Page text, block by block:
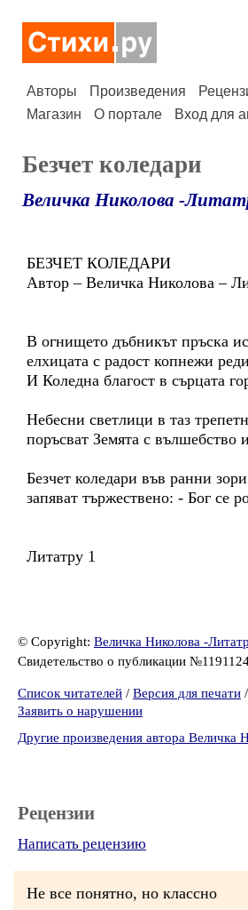
Авторы Произведения
Магазин
О портале Вход для
Безчет коледари
Величка Николова -
БЕЗЧЕТ КОЛЕДАРИ
Автор – Величка Николова –
В огнището дъбникът пръска
елхицата с радост копнежи
И Коледна благост в сърцата
Небесни светлици в таз
поръсват Земята с вълшебство
Безчет коледари във ранни зори
запяват тържествено: - Бог се
Литатру 1
© Copyright: Величка Николова -
Свидетельство о публикации
Список читателей / Версия для печати /
Заявить о нарушении
Другие произведения автора Величка
Рецензии
Написать рецензию
Не все понятно, но классно